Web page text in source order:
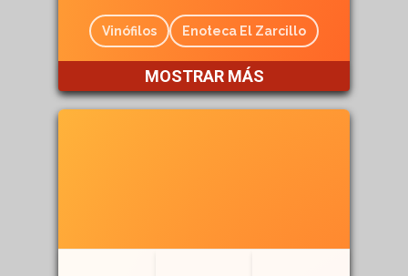
Vinófilos Enoteca El Zarcillo
MOSTRAR MÁS